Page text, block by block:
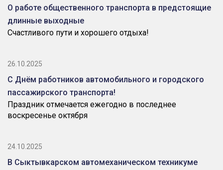
О работе общественного транспорта в предстоящие
длинные выходные
Счастливого пути и хорошего отдыха!
26.10.2025
С Днём работников автомобильного и городского
пассажирского транспорта!
Праздник отмечается ежегодно в последнее
воскресенье октября
24.10.2025
В Сыктывкарском автомеханическом техникуме